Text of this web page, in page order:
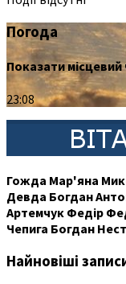
Погода
Показати місцевий
23:08
Гожда Мар'яна
Девда Богдан
Артемчук Федір
Чепига Богдан
Найновіші